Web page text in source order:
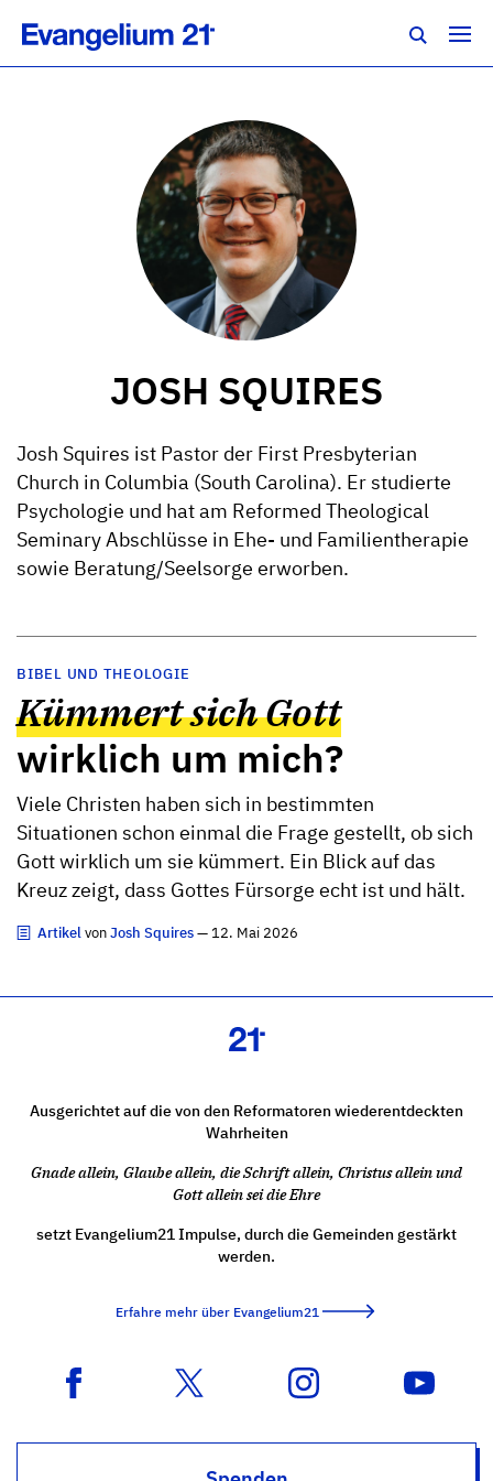
JOSH SQUIRES
Josh Squires ist Pastor der First Presbyterian
Church in Columbia (South Carolina). Er studierte
Psychologie und hat am Reformed Theological
Seminary Abschlüsse in Ehe- und Familientherapie
sowie Beratung/Seelsorge erworben.
BIBEL UND THEOLOGIE
Kümmert sich Gott
wirklich um mich?
Viele Christen haben sich in bestimmten
Situationen schon einmal die Frage gestellt, ob sich
Gott wirklich um sie kümmert. Ein Blick auf das
Kreuz zeigt, dass Gottes Fürsorge echt ist und hält.
ArtikelvonJosh Squires— 12. Mai 2026
Ausgerichtet auf die von den Reformatoren wiederentdeckten
Wahrheiten
Gnade allein, Glaube allein, die Schrift allein, Christus allein und
Gott allein sei die Ehre
setzt Evangelium21 Impulse, durch die Gemeinden gestärkt
werden.
Erfahre mehr über Evangelium21